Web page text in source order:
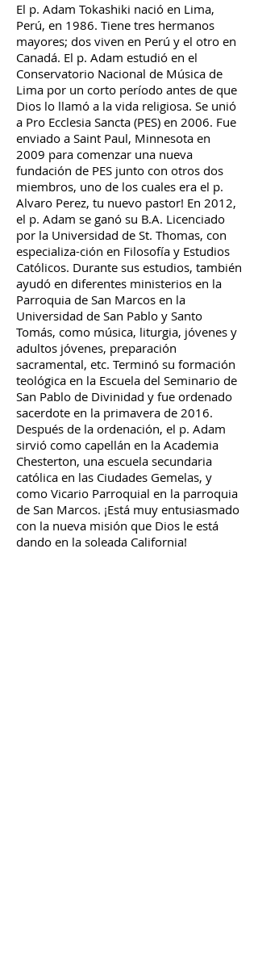
El p. Adam Tokashiki nació en Lima,
Perú, en 1986. Tiene tres hermanos
mayores; dos viven en Perú y el otro en
Canadá. El p. Adam estudió en el
Conservatorio Nacional de Música de
Lima por un corto período antes de que
Dios lo llamó a la vida religiosa. Se unió
a Pro Ecclesia Sancta (PES) en 2006. Fue
enviado a Saint Paul, Minnesota en
2009 para comenzar una nueva
fundación de PES junto con otros dos
miembros, uno de los cuales era el p.
Alvaro Perez, tu nuevo pastor! En 2012,
el p. Adam se ganó su B.A. Licenciado
por la Universidad de St. Thomas, con
especializa-ción en Filosofía y Estudios
Católicos. Durante sus estudios, también
ayudó en diferentes ministerios en la
Parroquia de San Marcos en la
Universidad de San Pablo y Santo
Tomás, como música, liturgia, jóvenes y
adultos jóvenes, preparación
sacramental, etc. Terminó su formación
teológica en la Escuela del Seminario de
San Pablo de Divinidad y fue ordenado
sacerdote en la primavera de 2016.
Después de la ordenación, el p. Adam
sirvió como capellán en la Academia
Chesterton, una escuela secundaria
católica en las Ciudades Gemelas, y
como Vicario Parroquial en la parroquia
de San Marcos. ¡Está muy entusiasmado
con la nueva misión que Dios le está
dando en la soleada California!